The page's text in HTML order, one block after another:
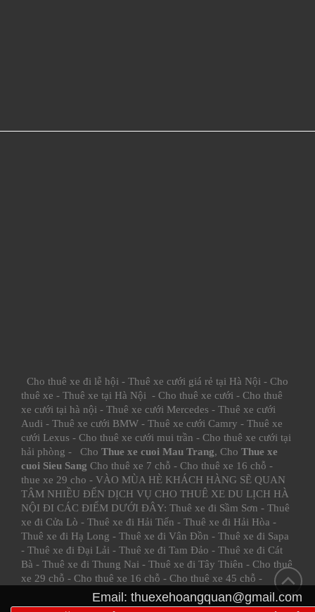
Cho thuê xe đi lễ hội - Thuê xe cưới giá rẻ tại Hà Nội - Cho
thuê xe - Thuê xe tại Hà Nội - Cho thuê xe cưới - Cho thuê
xe cưới tại hà nội - Thuê xe cưới Mercedes - Thuê xe cưới
Audi - Thuê xe cưới BMW - Thuê xe cưới Camry - Thuê xe
cưới Lexus - Cho thuê xe cưới mui trần - Cho thuê xe cưới tại
hải phòng - Cho Thue xe cuoi Mau Trang, Cho Thue xe
cuoi Sieu Sang Cho thuê xe 7 chỗ - Cho thuê xe 16 chỗ -
thue xe 29 cho - VÀO MÙA HÈ KHÁCH HÀNG SẼ QUAN
TÂM NHIỀU ĐẾN DỊCH VỤ CHO THUÊ XE DU LỊCH HÀ
NỘI ĐI CÁC ĐIỂM DƯỚI ĐÂY: Thuê xe đi Sầm Sơn - Thuê
xe đi Cửa Lò - Thuê xe đi Hải Tiến - Thuê xe đi Hải Hòa -
Thuê xe đi Hạ Long - Thuê xe đi Vân Đồn - Thuê xe đi Sapa
- Thuê xe đi Đại Lải - Thuê xe đi Tam Đảo - Thuê xe đi Cát
Bà - Thuê xe đi Thung Nai - Thuê xe đi Tây Thiên - Cho thuê
xe 29 chỗ - Cho thuê xe 16 chỗ - Cho thuê xe 45 chỗ -
Email: thuexehoangquan@gmail.com